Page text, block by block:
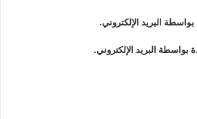
بواسطة البريد الإلكتروني.
بواسطة البريد الإلكتروني.